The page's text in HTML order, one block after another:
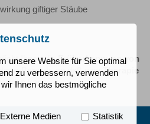
giftiger Stäube
Ihnen dieFrüherkennung von
Bereich, so daß eineTherapie
kann.
unsere Website für Sie optimal
zu verbessern, verwenden
Ihnen das bestmögliche
Externe Medien Statistik